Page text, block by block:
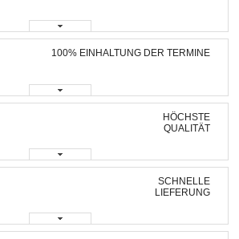
100% EINHALTUNG DER TERMINE
HÖCHSTE
QUALITÄT
SCHNELLE
LIEFERUNG